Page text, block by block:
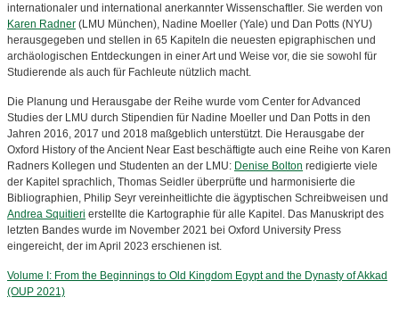
internationaler und international anerkannter Wissenschaftler. Sie werden von
Karen Radner (LMU München), Nadine Moeller (Yale) und Dan Potts (NYU)
herausgegeben und stellen in 65 Kapiteln die neuesten epigraphischen und
archäologischen Entdeckungen in einer Art und Weise vor, die sie sowohl für
Studierende als auch für Fachleute nützlich macht.
Die Planung und Herausgabe der Reihe wurde vom Center for Advanced
Studies der LMU durch Stipendien für Nadine Moeller und Dan Potts in den
Jahren 2016, 2017 und 2018 maßgeblich unterstützt. Die Herausgabe der
Oxford History of the Ancient Near East beschäftigte auch eine Reihe von Karen
Radners Kollegen und Studenten an der LMU: Denise Bolton redigierte viele
der Kapitel sprachlich, Thomas Seidler überprüfte und harmonisierte die
Bibliographien, Philip Seyr vereinheitlichte die ägyptischen Schreibweisen und
Andrea Squitieri erstellte die Kartographie für alle Kapitel. Das Manuskript des
letzten Bandes wurde im November 2021 bei Oxford University Press
eingereicht, der im April 2023 erschienen ist.
Volume I: From the Beginnings to Old Kingdom Egypt and the Dynasty of Akkad
(OUP 2021)